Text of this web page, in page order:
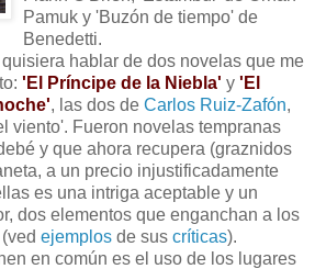
Pamuk y 'Buzón de tiempo' de
Benedetti.
hablar de dos novelas que me
'El Príncipe de la Niebla' y 'El
, las dos de Carlos Ruiz-Zafón,
viento'. Fueron novelas tempranas
y que ahora recupera (graznidos
a un precio injustificadamente
es una intriga aceptable y un
dos elementos que enganchan a los
ejemplos de sus críticas).
en común es el uso de los lugares